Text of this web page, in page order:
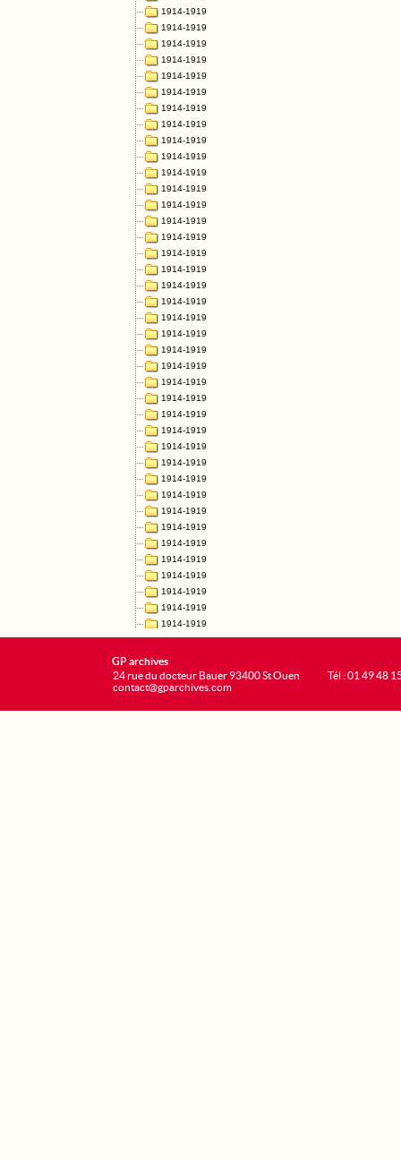
GP archives
24 rue du docteur Bauer 93400 St Ouen
contact@gparchives.com
Tél : 01 49 48